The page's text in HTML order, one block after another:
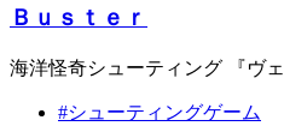
Ｂｕｓｔｅｒ
海洋怪奇シューティング 『ヴ
#シューティングゲーム